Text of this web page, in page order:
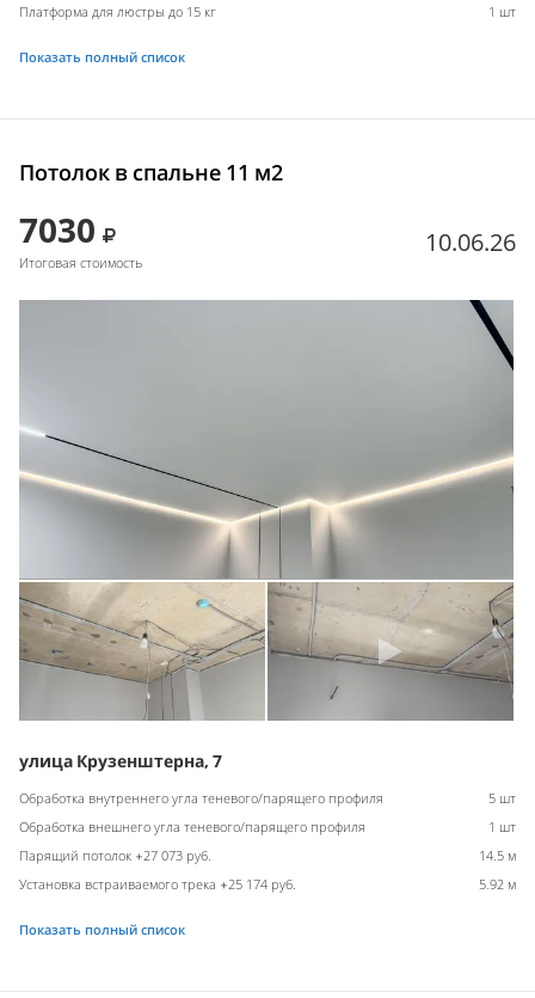
Платформа для люстры до 15 кг
1 шт
Показать полный список
Потолок в спальне 11 м2
7030
Итоговая стоимость
10.06.26
улица Крузенштерна, 7
Обработка внутреннего угла теневого/парящего профиля
5 шт
Обработка внешнего угла теневого/парящего профиля
1 шт
Парящий потолок +27 073 руб.
14.5 м
Установка встраиваемого трека +25 174 руб.
5.92 м
Показать полный список